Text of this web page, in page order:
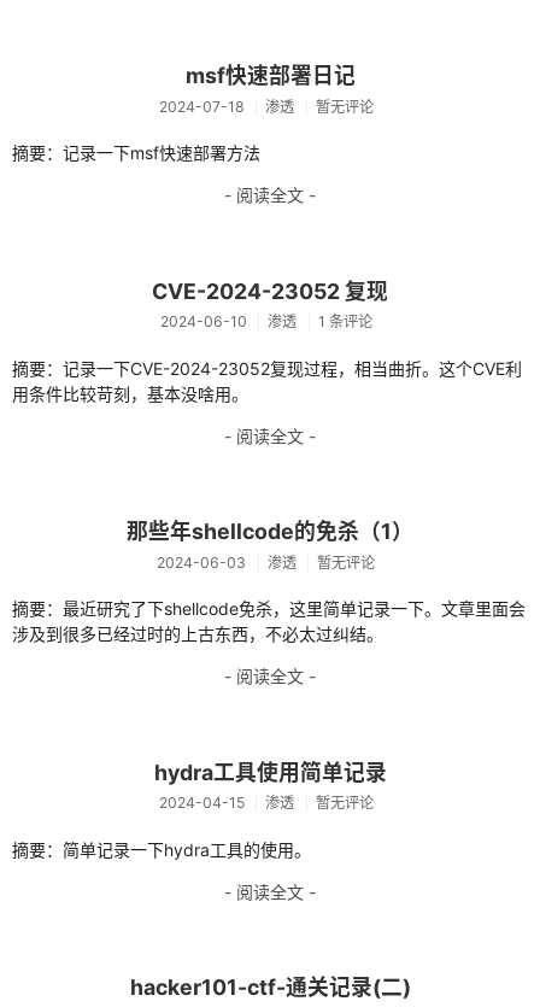
OD
数据库
代码审计
瞎搞日志
AI
轻语
友链
关于
msf快速部署日记
2024-07-18 渗透 暂无评论
摘要：记录一下msf快速部署方法
- 阅读全文 -
CVE-2024-23052 复现
2024-06-10 渗透 1 条评论
摘要：记录一下CVE-2024-23052复现过程，相当曲折。这个CVE利
用条件比较苛刻，基本没啥用。
- 阅读全文 -
那些年shellcode的免杀（1）
2024-06-03 渗透 暂无评论
摘要：最近研究了下shellcode免杀，这里简单记录一下。文章里面会
涉及到很多已经过时的上古东西，不必太过纠结。
- 阅读全文 -
hydra工具使用简单记录
2024-04-15 渗透 暂无评论
摘要：简单记录一下hydra工具的使用。
- 阅读全文 -
hacker101-ctf-通关记录(二)